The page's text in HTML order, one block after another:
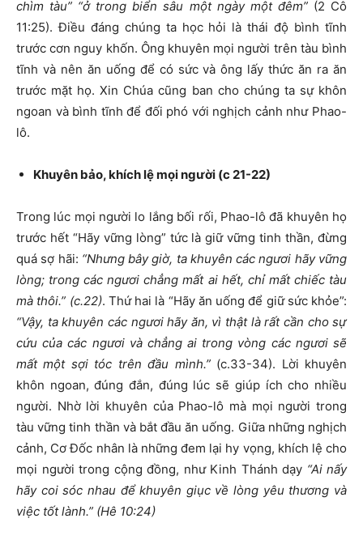
chìm tàu” “ở trong biển sâu một ngày một đêm” (2 Cô
11:25). Điều đáng chúng ta học hỏi là thái độ bình tĩnh
trước cơn nguy khốn. Ông khuyên mọi người trên tàu bình
tĩnh và nên ăn uống để có sức và ông lấy thức ăn ra ăn
trước mặt họ. Xin Chúa cũng ban cho chúng ta sự khôn
ngoan và bình tĩnh để đối phó với nghịch cảnh như Phao-
lô.
Khuyên bảo, khích lệ mọi người (c 21-22)
Trong lúc mọi người lo lắng bối rối, Phao-lô đã khuyên họ
trước hết “Hãy vững lòng” tức là giữ vững tinh thần, đừng
quá sợ hãi: “Nhưng bây giờ, ta khuyên các ngươi hãy vững
lòng; trong các ngươi chẳng mất ai hết, chỉ mất chiếc tàu
mà thôi.” (c.22). Thứ hai là “Hãy ăn uống để giữ sức khỏe”:
“Vậy, ta khuyên các ngươi hãy ăn, vì thật là rất cần cho sự
cứu của các ngươi và chẳng ai trong vòng các ngươi sẽ
mất một sợi tóc trên đầu mình.” (c.33-34). Lời khuyên
khôn ngoan, đúng đắn, đúng lúc sẽ giúp ích cho nhiều
người. Nhờ lời khuyên của Phao-lô mà mọi người trong
tàu vững tinh thần và bắt đầu ăn uống. Giữa những nghịch
cảnh, Cơ Đốc nhân là những đem lại hy vọng, khích lệ cho
mọi người trong cộng đồng, như Kinh Thánh dạy “Ai nấy
hãy coi sóc nhau để khuyên giục về lòng yêu thương và
việc tốt lành.” (Hê 10:24)